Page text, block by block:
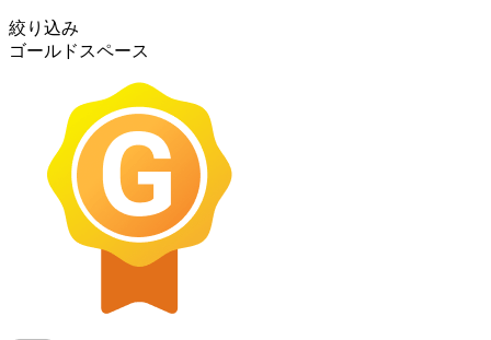
絞り込み
ゴールドスペース